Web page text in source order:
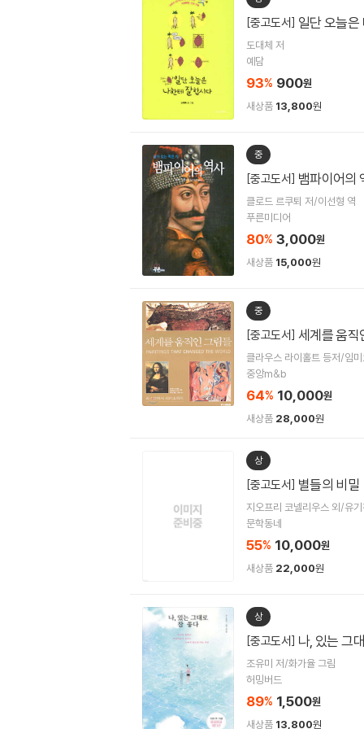
[중고도서] 일단 오늘은
도대체 저
예담
93% 900원
새상품 13,800원
중
[중고도서] 뱀파이어의
클로드 르쿠퇴 저/이선형 역
푸른미디어
80% 3,000원
새상품 15,000원
중
[중고도서] 세계를 움직
클라우스 라이홀트 등저/임미
중앙m&b
64% 10,000원
새상품 28,000원
상
[중고도서] 별들의 비밀
지오프리 코넬리우스 외/유기
문학동네
55% 10,000원
새상품 22,000원
상
[중고도서] 나, 있는 그
조유미 저/화가율 그림
허밍버드
89% 1,500원
새상품 13,800원